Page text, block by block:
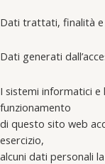
Dati trattati, finalità e
Dati generati
I sistemi informatici
funzionamento
di questo sito web
esercizio,
alcuni dati personali